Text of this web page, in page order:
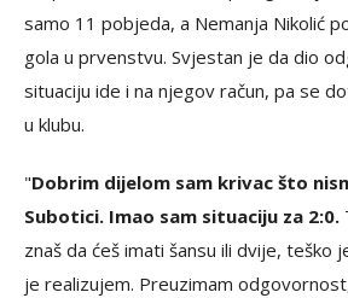
samo 11 pobjeda, a Nemanja Nikolić
gola u prvenstvu. Svjestan je da dio
situaciju ide i na njegov račun, pa se
u klubu.
"Dobrim dijelom sam krivac što
Subotici. Imao sam situaciju za 2:0.
znaš da ćeš imati šansu ili dvije, teško
je realizujem. Preuzimam